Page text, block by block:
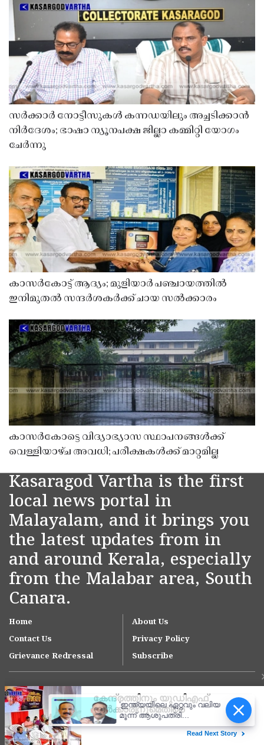
സർക്കാർ നോട്ടീസുകൾ കന്നഡയിലും അച്ചടിക്കാൻ
നിർദേശം; ഭാഷാ ന്യൂനപക്ഷ ജില്ലാ കമ്മിറ്റി യോഗം
ചേർന്നു
കാസർകോട്ട് ആദ്യം; മുളിയാർ പഞ്ചായത്തിൽ
ഇനിമുതൽ സന്ദർശകർക്ക് ചായ സൽക്കാരം
കാസർകോട്ടെ വിദ്യാഭ്യാസ സ്ഥാപനങ്ങൾക്ക്
വെള്ളിയാഴ്ച അവധി; പരീക്ഷകൾക്ക് മാറ്റമില്ല
Kasaragod Vartha is the first
local news portal in
Malayalam, and it brings you
the latest updates from in
and around Kerala, especially
from the Malabar area, South
Canara.
Home
About Us
Contact Us
Privacy Policy
Grievance Redressal
Subscribe
'ഇന്ത്യയിലെ ഏറ്റവും വലിയ
മൂന്ന് ആശുപത്രി
ശൃംഖലകളിൽ ഒന്നായി
ആസ്റ്റർ ഡിഎം ക്വാളിറ്റി